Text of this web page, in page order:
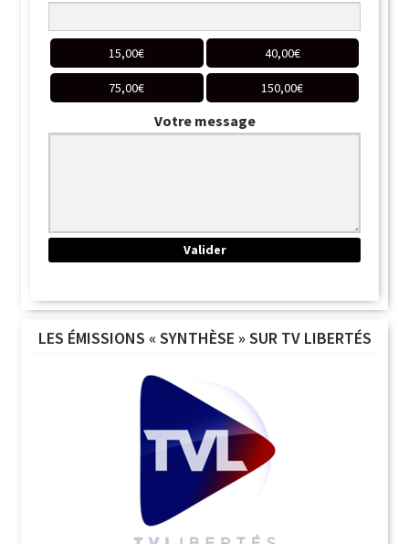
15,00€ 40,00€
75,00€ 150,00€
Votre message
LES ÉMISSIONS « SYNTHÈSE » SUR TV LIBERTÉS